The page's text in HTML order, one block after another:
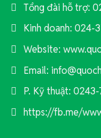
Tổng đài hỗ trợ:
Kinh doanh:
Website:
Email:
P. Kỹ thuật:
https://fb.me/